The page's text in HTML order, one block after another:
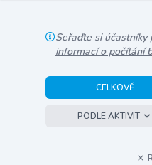
Seřaďte si účastníky
informací o počítání
CELKOVĚ
PODLE AKTIVIT